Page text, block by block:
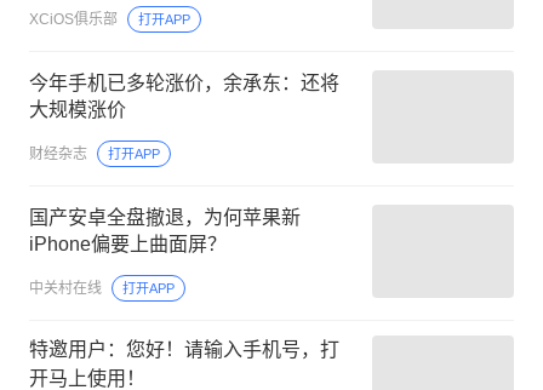
XCiOS俱乐部 打开APP
今年手机已多轮涨价，余承东：还将
大规模涨价
财经杂志 打开APP
国产安卓全盘撤退，为何苹果新
iPhone偏要上曲面屏？
中关村在线 打开APP
特邀用户：您好！请输入手机号，打
开马上使用！